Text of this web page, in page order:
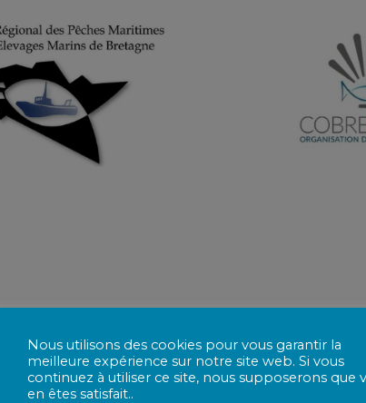
Nos membres
Nous utilisons des cookies pour vous garantir la
meilleure expérience sur notre site web. Si vous
continuez à utiliser ce site, nous supposerons que
en êtes satisfait..